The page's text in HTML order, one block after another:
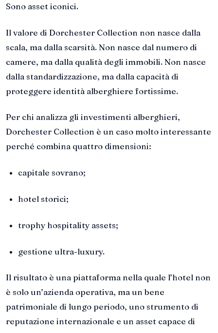
Sono asset iconici.
Il valore di Dorchester Collection non nasce dalla
scala, ma dalla scarsità. Non nasce dal numero di
camere, ma dalla qualità degli immobili. Non nasce
dalla standardizzazione, ma dalla capacità di
proteggere identità alberghiere fortissime.
Per chi analizza gli investimenti alberghieri,
Dorchester Collection è un caso molto interessante
perché combina quattro dimensioni:
capitale sovrano;
hotel storici;
trophy hospitality assets;
gestione ultra-luxury.
Il risultato è una piattaforma nella quale l’hotel non
è solo un’azienda operativa, ma un bene
patrimoniale di lungo periodo, uno strumento di
reputazione internazionale e un asset capace di